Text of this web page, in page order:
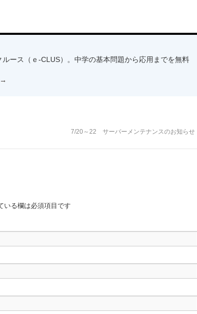
ース（ｅ-CLUS）。中学の基本問題から応用までを無料
→
7/20～22 サーバーメンテナンスのお知らせ
いる欄は必須項目です